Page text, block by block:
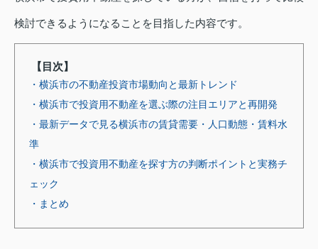
検討できるようになることを目指した内容です。
【目次】
・横浜市の不動産投資市場動向と最新トレンド
・横浜市で投資用不動産を選ぶ際の注目エリアと再開発
・最新データで見る横浜市の賃貸需要・人口動態・賃料水
準
・横浜市で投資用不動産を探す方の判断ポイントと実務チ
ェック
・まとめ